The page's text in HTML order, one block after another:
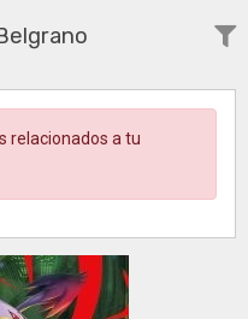
relacionados a tu